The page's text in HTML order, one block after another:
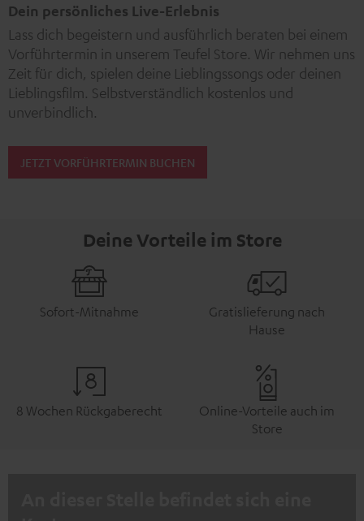
Dein persönliches Live-Erlebnis
Lass dich begeistern und ausführlich beraten bei einem
Vorführtermin in unserem Teufel Store. Wir nehmen uns
Zeit für dich, spielen deine Lieblingssongs oder deinen
Lieblingsfilm. Selbstverständlich kostenlos und
unverbindlich.
JETZT VORFÜHRTERMIN BUCHEN
Deine Vorteile im Store
Sofort-Mitnahme
Gratislieferung nach
Hause
8 Wochen Rückgaberecht
Online-Vorteile auch im
Store